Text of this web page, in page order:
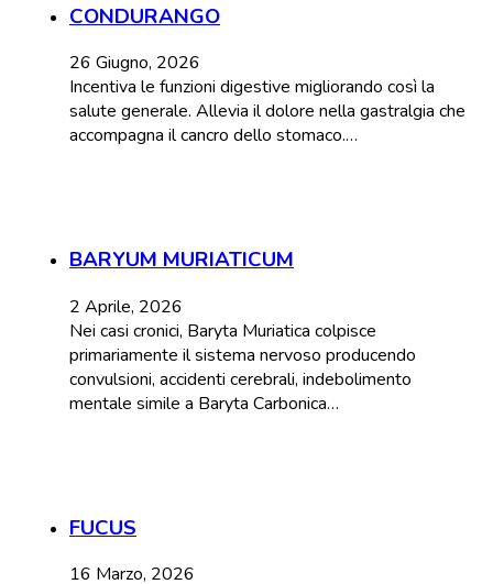
CONDURANGO
26 Giugno, 2026
Incentiva le funzioni digestive migliorando così la
salute generale. Allevia il dolore nella gastralgia che
accompagna il cancro dello stomaco.…
BARYUM MURIATICUM
2 Aprile, 2026
Nei casi cronici, Baryta Muriatica colpisce
primariamente il sistema nervoso producendo
convulsioni, accidenti cerebrali, indebolimento
mentale simile a Baryta Carbonica…
FUCUS
16 Marzo, 2026